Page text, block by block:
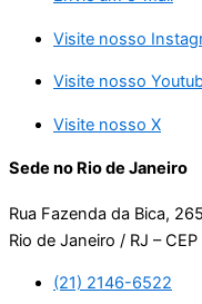
Visite nosso
Visite nosso
Visite nosso X
Sede no Rio de Janeiro
Rua Fazenda da Bica,
Rio de Janeiro / RJ –
(21) 2146-6522